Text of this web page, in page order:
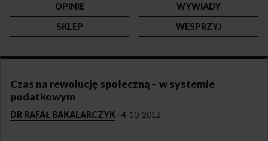
OPINIE
WYWIADY
SKLEP
WESPRZYJ
Czas na rewolucję społeczną – w systemie
podatkowym
DR RAFAŁ BAKALARCZYK · 4-10-2012